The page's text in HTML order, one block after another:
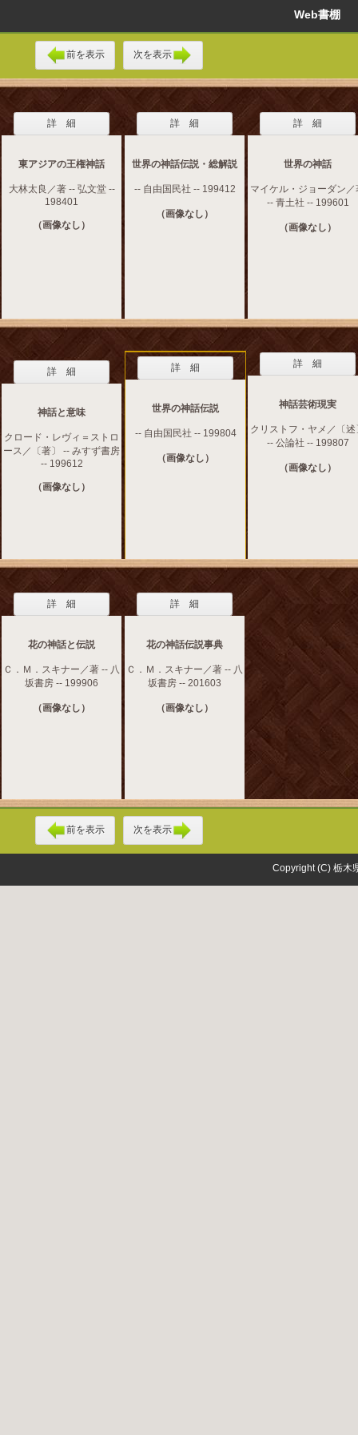
Web書棚
前を表示 次を表示
詳 細
東アジアの王権神話
大林太良／著 -- 弘文堂 --
198401
（画像なし）
詳 細
世界の神話伝説・総解説
-- 自由国民社 -- 199412
（画像なし）
詳 細
世界の神話
マイケル・ジョーダン／
-- 青土社 -- 199601
（画像なし）
詳 細
神話と意味
クロード・レヴィ＝ストロ
ース／〔著〕 -- みすず書房
-- 199612
（画像なし）
詳 細
世界の神話伝説
-- 自由国民社 -- 199804
（画像なし）
詳 細
神話芸術現実
クリストフ・ヤメ／〔述
-- 公論社 -- 199807
（画像なし）
詳 細
花の神話と伝説
Ｃ．Ｍ．スキナー／著 -- 八
坂書房 -- 199906
（画像なし）
詳 細
花の神話伝説事典
Ｃ．Ｍ．スキナー／著 -- 八
坂書房 -- 201603
（画像なし）
前を表示 次を表示
Copyright (C) 栃木